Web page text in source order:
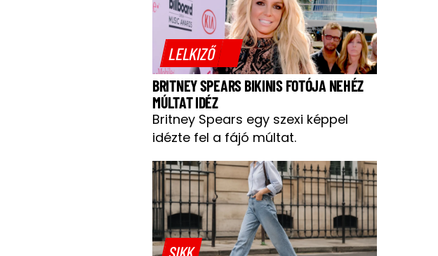
LELKIZŐ
BRITNEY SPEARS BIKINIS FOTÓJA NEHÉZ
MÚLTAT IDÉZ
Britney Spears egy szexi képpel
idézte fel a fájó múltat.
SIKK